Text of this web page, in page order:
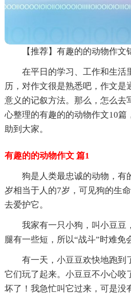
【推荐】有趣的的动物作文
在平日的学习、工作和生活
历，对作文很是熟悉吧，作文是
意义的记叙方法。那么，怎么去
心整理的有趣的的动物作文10篇
助到大家。
有趣的的动物作文 篇1
狗是人类最忠诚的动物，有
岁相当于人的7岁，可见狗的生
去爱护它。
我家有一只小狗，叫小豆豆
腿有一些短，所以“战斗”时难免
有一天，小豆豆欢快地跑到
它们玩了起来。小豆豆不小心咬
坏了！我急忙叫它过来，可是没